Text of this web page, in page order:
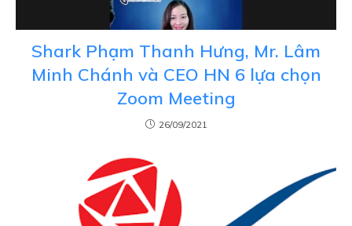
Shark Phạm Thanh Hưng, Mr. Lâm
Minh Chánh và CEO HN 6 lựa chọn
Zoom Meeting
26/09/2021